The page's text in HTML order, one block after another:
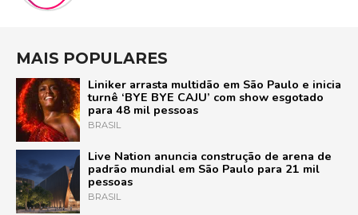
MAIS POPULARES
Liniker arrasta multidão em São Paulo e inicia
turnê ‘BYE BYE CAJU’ com show esgotado
para 48 mil pessoas
BRASIL
Live Nation anuncia construção de arena de
padrão mundial em São Paulo para 21 mil
pessoas
BRASIL